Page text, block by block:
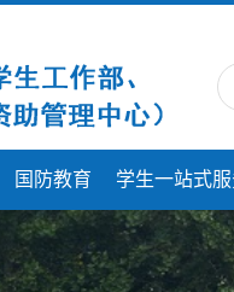
国防教育 学生一站式